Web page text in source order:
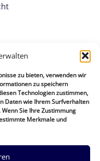
zu bieten, verwenden wir
zu speichern
Technologien zustimmen,
Daten wie Ihrem Surfverhalten
Sie Ihre Zustimmung
Merkmale und
Ring 30,
209 222
222 – 30